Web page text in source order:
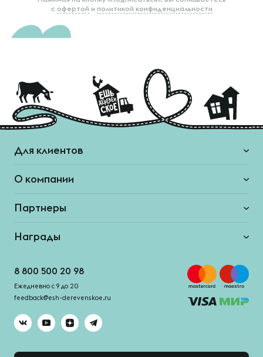
с офертой и политикой конфиденциальности
Для клиентов
О компании
Партнеры
Награды
8 800 500 20 98
Ежедневно с 9 до 20
feedback@esh-derevenskoe.ru